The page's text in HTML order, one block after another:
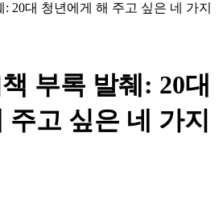
: 20대 청년에게 해 주고 싶은 네 가지
부록 발췌: 20대
주고 싶은 네 가지